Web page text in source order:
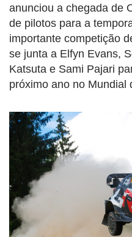
anunciou a chegada de
de pilotos para a
importante competição
se junta a Elfyn Evans,
Katsuta e Sami Pajari
próximo ano no Mundial